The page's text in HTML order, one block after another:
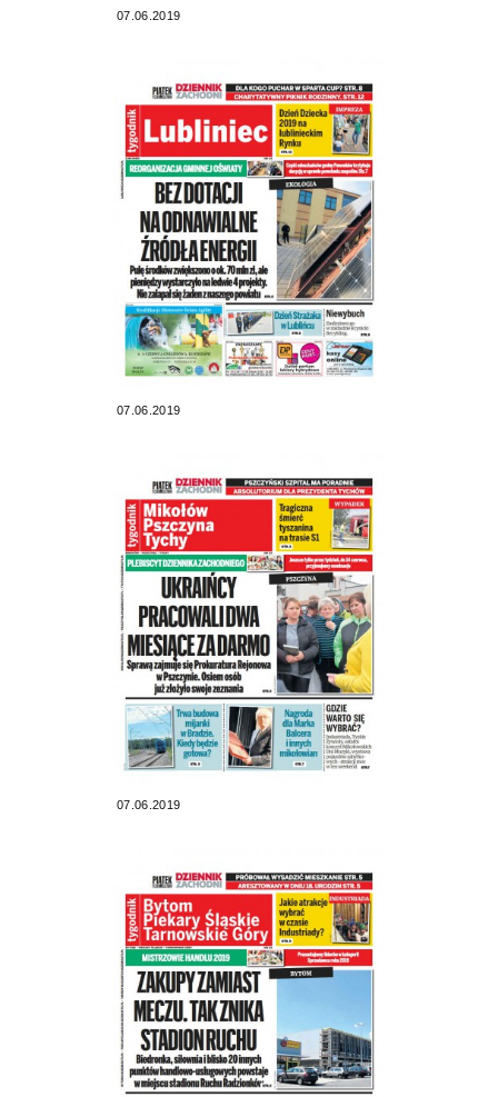
07.06.2019
07.06.2019
07.06.2019